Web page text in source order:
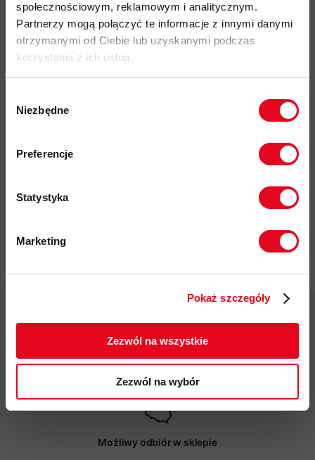
społecznościowym, reklamowym i analitycznym.
Partnerzy mogą połączyć te informacje z innymi danymi
otrzymanymi od Ciebie lub uzyskanymi podczas
korzystania z ich usług.
zgody
Niezbędne
Preferencje
Statystyka
Marketing
Pokaż szczegóły
Zezwól na wszystkie
Zezwól na wybór
zapewniający naturalną termoregulację, odporność na
zapachy oraz szybkie odprowadzanie wilgoci
naturalna regulacja temperatury i odporność na zapachy
regularny, komfortowy krój
produkt odpowiedni na każdą porę roku
Darmowa dostawa od 200 zł
Możliwy odbiór w sklepie
zgodnie z Polityką prywatności.